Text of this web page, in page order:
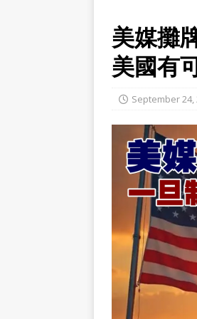
美媒攤
美國有
September 24,